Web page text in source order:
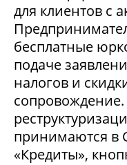
для клиентов с
бесплатные
подаче
налогов и
сопровождение.
принимаются в
«Кредиты»,